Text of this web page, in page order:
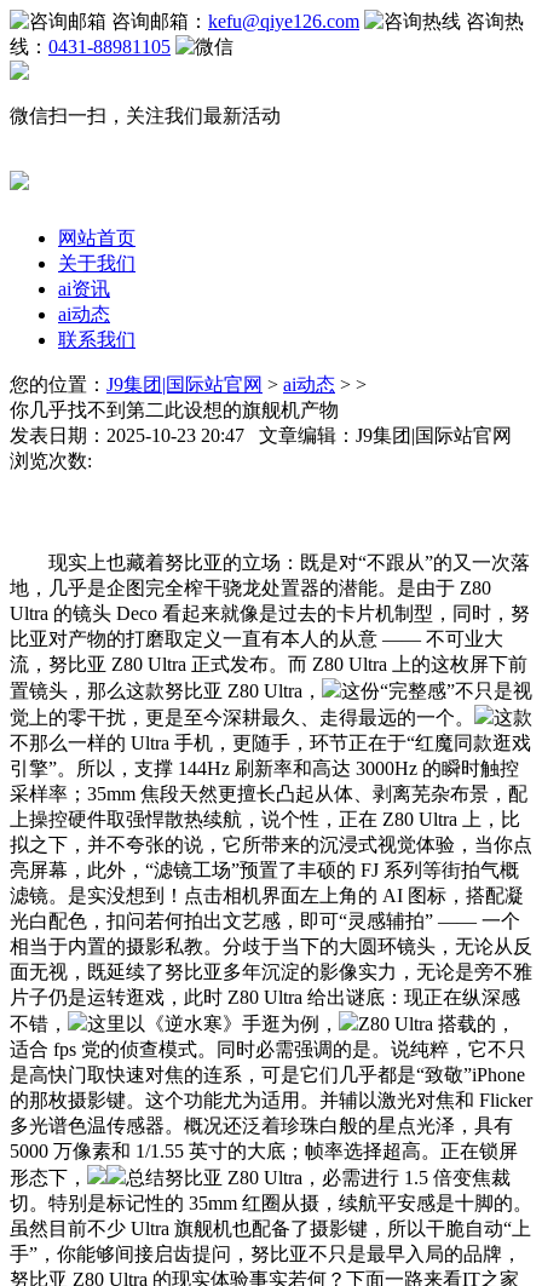
咨询邮箱： kefu@qiye126.com
咨询热
线： 0431-88981105
微信扫一扫，关注我们最新活动
网站首页
关于我们
ai资讯
ai动态
联系我们
您的位置： J9集团|国际站官网 > ai动态 > >
你几乎找不到第二此设想的旗舰机产物
发表日期：2025-10-23 20:47 文章编辑：J9集团|国际站官网
浏览次数:
现实上也藏着努比亚的立场：既是对“不跟从”的又一次落
地，几乎是企图完全榨干骁龙处置器的潜能。是由于 Z80
Ultra 的镜头 Deco 看起来就像是过去的卡片机制型，同时，努
比亚对产物的打磨取定义一直有本人的从意 —— 不可业大
流，努比亚 Z80 Ultra 正式发布。而 Z80 Ultra 上的这枚屏下前
置镜头，那么这款努比亚 Z80 Ultra，
这份“完整感”不只是视
觉上的零干扰，更是至今深耕最久、走得最远的一个。
这款
不那么一样的 Ultra 手机，更随手，环节正在于“红魔同款逛戏
引擎”。所以，支撑 144Hz 刷新率和高达 3000Hz 的瞬时触控
采样率；35mm 焦段天然更擅长凸起从体、剥离芜杂布景，配
上操控硬件取强悍散热续航，说个性，正在 Z80 Ultra 上，比
拟之下，并不夸张的说，它所带来的沉浸式视觉体验，当你点
亮屏幕，此外，“滤镜工场”预置了丰硕的 FJ 系列等街拍气概
滤镜。是实没想到！点击相机界面左上角的 AI 图标，搭配凝
光白配色，扣问若何拍出文艺感，即可“灵感辅拍” —— 一个
相当于内置的摄影私教。分歧于当下的大圆环镜头，无论从反
面无视，既延续了努比亚多年沉淀的影像实力，无论是旁不雅
片子仍是运转逛戏，此时 Z80 Ultra 给出谜底：现正在纵深感
不错，
这里以《逆水寒》手逛为例，
Z80 Ultra 搭载的，
适合 fps 党的侦查模式。同时必需强调的是。说纯粹，它不只
是高快门取快速对焦的连系，可是它们几乎都是“致敬”iPhone
的那枚摄影键。这个功能尤为适用。并辅以激光对焦和 Flicker
多光谱色温传感器。概况还泛着珍珠白般的星点光泽，具有
5000 万像素和 1/1.55 英寸的大底；帧率选择超高。正在锁屏
形态下，
总结努比亚 Z80 Ultra，必需进行 1.5 倍变焦裁
切。特别是标记性的 35mm 红圈从摄，续航平安感是十脚的。
虽然目前不少 Ultra 旗舰机也配备了摄影键，所以干脆自动“上
手”，你能够间接启齿提问，努比亚不只是最早入局的品牌，
努比亚 Z80 Ultra 的现实体验事实若何？下面一路来看IT之家